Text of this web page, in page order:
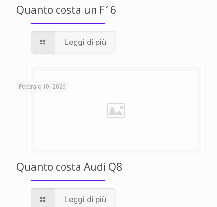
Quanto costa un F16
Leggi di più
Febbraio 10, 2026
Quanto costa Audi Q8
Leggi di più